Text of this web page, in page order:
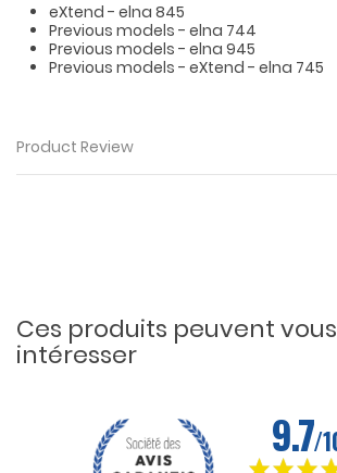
eXtend - elna 845
Previous models - elna 744
Previous models - elna 945
Previous models - eXtend - elna 745
Product Review
Ces produits peuvent vous
intéresser